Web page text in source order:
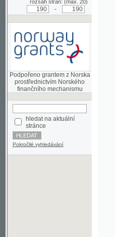
Podpořeno grantem z Norska
prostřednictvím Norského
hledat na aktuální
stránce
Pokročilé vyhledávání